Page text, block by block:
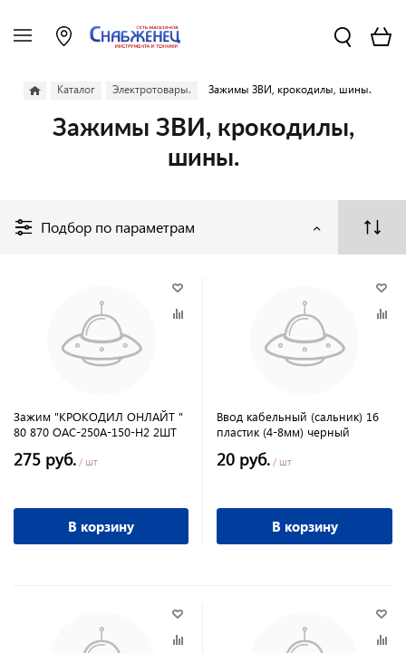
Каталог Электротовары. Зажимы ЗВИ, крокодилы, шины.
Зажимы ЗВИ, крокодилы,
шины.
Подбор по параметрам
Зажим "КРОКОДИЛ ОНЛАЙТ "
80 870 ОАС-250А-150-Н2 2ШТ
275 руб. / шт
В корзину
Ввод кабельный (сальник) 16
пластик (4-8мм) черный
20 руб. / шт
В корзину